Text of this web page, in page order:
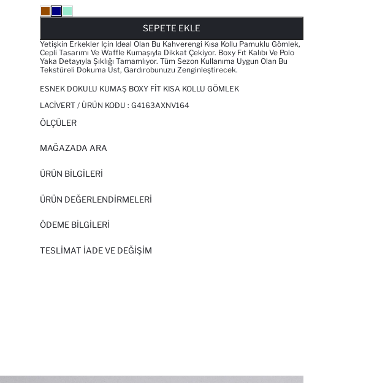
SEPETE EKLE
Yetişkin Erkekler Için Ideal Olan Bu Kahverengi Kısa Kollu Pamuklu Gömlek,
Cepli Tasarımı Ve Waffle Kumaşıyla Dikkat Çekiyor. Boxy Fıt Kalıbı Ve Polo
Yaka Detayıyla Şıklığı Tamamlıyor. Tüm Sezon Kullanıma Uygun Olan Bu
Tekstüreli Dokuma Üst, Gardırobunuzu Zenginleştirecek.
ESNEK DOKULU KUMAŞ BOXY FIT KISA KOLLU GÖMLEK
LACIVERT / ÜRÜN KODU : G4163AXNV164
ÖLÇÜLER
MAĞAZADA ARA
ÜRÜN BILGILERI
ÜRÜN DEĞERLENDİRMELERİ
ÖDEME BİLGİLERİ
TESLIMAT İADE VE DEĞIŞIM